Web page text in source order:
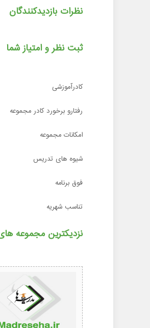
نظرات بازدیدکنندگان
ثبت نظر و امتیاز شما
کادرآموزشی
رفتارو برخورد کادر مجموعه
امکانات مجموعه
شیوه های تدریس
فوق برنامه
تناسب شهریه
نزدیکترین مجموعه